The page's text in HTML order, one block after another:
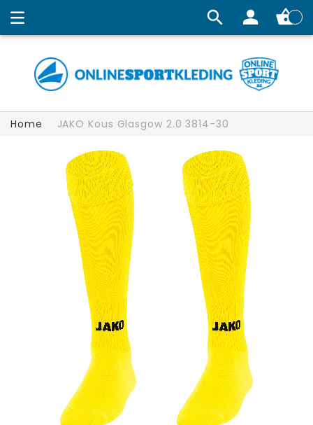
Home JAKO Kous Glasgow 2.0 3814-30
afbeeldingen-